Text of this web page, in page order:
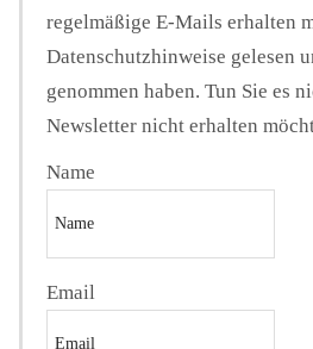
regelmäßige E-Mails erhalten
Datenschutzhinweise gelesen
genommen haben. Tun Sie es
Newsletter nicht erhalten
Name
Email